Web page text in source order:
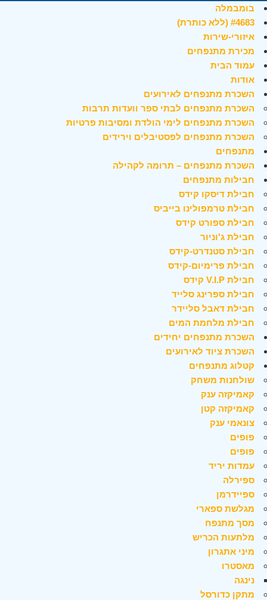
בומבמלה
#4683 (ללא כותרת)
איזורי-שירות
מכירת מתנפחים
עמוד הבית
אודות
השכרת מתנפחים לאירועים
השכרת מתנפחים לבתי ספר וועדות תרבות
השכרת מתנפחים לימי הולדת ומסיבות פרטיות
השכרת מתנפחים לפסטיבלים וירידים
מתנפחים
השכרת מתנפחים – תרומה לקהילה
חבילות מתנפחים
חבילת דיסקו קידס
חבילת טרמפולינו בייביס
חבילת ספורט קידס
חבילת ג'וניור
חבילת סטנדרט-קידס
חבילת פרימיום-קידס
חבילת V.I.P קידס
חבילת ספרינג סלייד
חבילת דאבל סליידר
חבילת מלחמת המים
השכרת מתנפחים יחידים
השכרת ציוד לאירועים
קטלוג מתנפחים
שולחנות משחק
קאמיקזה ענק
קאמיקזה קטן
צונאמי ענק
פופים
פופים
עמדות יריד
ספירלה
ספיידרמן
מגלשת ספארי
מסך מתנפח
מלתעות הכריש
מיני אתגרון
מאסטרו
נינגה
מתקן כדורסל